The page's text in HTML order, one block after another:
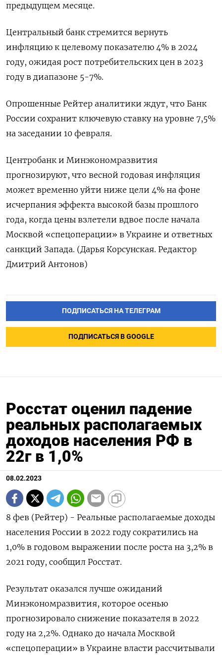
предыдущем месяце.
Центральный банк стремится вернуть
инфляцию к целевому показателю 4% в 2024
году, ожидая рост потребительских цен в 2023
году в диапазоне 5-7%.
Опрошенные Рейтер аналитики ждут, что Банк
России сохранит ключевую ставку на уровне 7,5%
на заседании 10 февраля.
Центробанк и Минэкономразвития
прогнозируют, что весной годовая инфляция
может временно уйти ниже цели 4% на фоне
исчерпания эффекта высокой базы прошлого
года, когда цены взлетели вдвое после начала
Москвой «спецоперации» в Украине и ответных
санкций Запада. (Дарья Корсунская. Редактор
Дмитрий Антонов)
ПОДПИСАТЬСЯ НА ТЕЛЕГРАМ
ПОДПИСАТЬСЯ В GOOGLE
Росстат оценил падение
реальных располагаемых
доходов населения РФ в
22г в 1,0%
08.02.2023
8 фев (Рейтер) - Реальные располагаемые доходы
населения России в 2022 году сократились на
1,0% в годовом выражении после роста на 3,2% в
2021 году, сообщил Росстат.
Результат оказался лучше ожиданий
Минэкономразвития, которое осенью
прогнозировало снижение показателя в 2022
году на 2,2%. Однако до начала Москвой
«спецоперации» в Украине власти рассчитывали